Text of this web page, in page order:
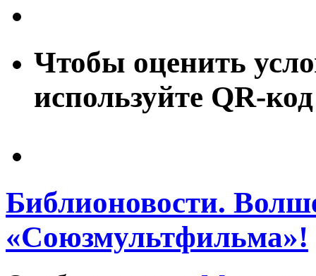
Чтобы оценить
используйте QR-код
Библионовости.
«Союзмультфильма»!